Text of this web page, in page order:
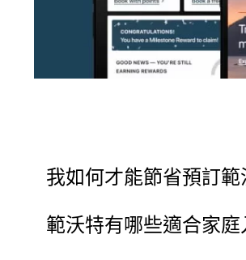
我如何才能節省預訂
範沃特有哪些適合家